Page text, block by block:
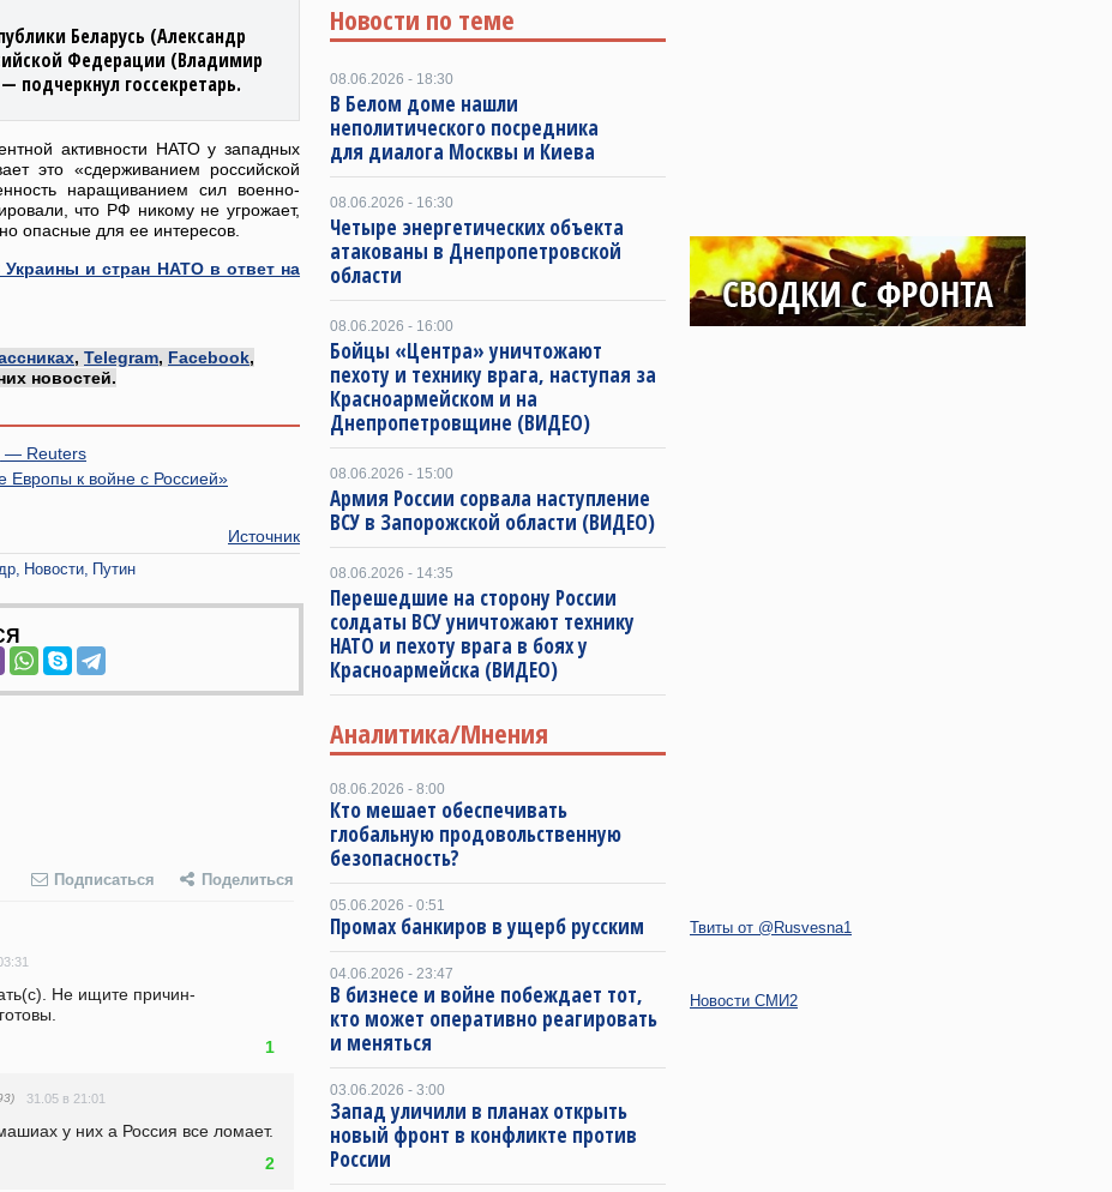
Беларусь (Александр
Федерации (Владимир
подчеркнул госсекретарь.
активности НАТО у западных
это «сдерживанием российской
наращиванием сил военно-
что РФ никому не угрожает,
опасные для ее интересов.
и стран НАТО в ответ на
, Telegram, Facebook,
новостей.
— Reuters
Европы к войне с Россией»
Источник
Новости Путин
Подписаться Поделиться
Не ищите причин-
1
31.05 в 21:01
у них а Россия все ломает.
2
Новости по теме
08.06.2026 - 18:30
В Белом доме нашли
неполитического посредника
для диалога Москвы и Киева
08.06.2026 - 16:30
Четыре энергетических объекта
атакованы в Днепропетровской
области
08.06.2026 - 16:00
Бойцы «Центра» уничтожают
пехоту и технику врага, наступая за
Красноармейском и на
Днепропетровщине (ВИДЕО)
08.06.2026 - 15:00
Армия России сорвала наступление
ВСУ в Запорожской области (ВИДЕО)
08.06.2026 - 14:35
Перешедшие на сторону России
солдаты ВСУ уничтожают технику
НАТО и пехоту врага в боях у
Красноармейска (ВИДЕО)
Аналитика/Мнения
08.06.2026 - 8:00
Кто мешает обеспечивать
глобальную продовольственную
безопасность?
05.06.2026 - 0:51
Промах банкиров в ущерб русским
04.06.2026 - 23:47
В бизнесе и войне побеждает тот,
кто может оперативно реагировать
и меняться
03.06.2026 - 3:00
Запад уличили в планах открыть
новый фронт в конфликте против
России
Твиты от @Rusvesna1
Новости СМИ2